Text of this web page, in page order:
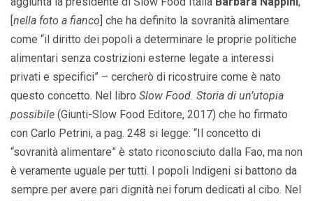
nella foto a fianco ] che ha definito la sovranità alimentare
come “il diritto dei popoli a determinare le proprie politiche
alimentari senza costrizioni esterne legate a interessi
privati e specifici” – cercherò di ricostruire come è nato
questo concetto. Nel libro Slow Food. Storia di un’utopia
possibile (Giunti-Slow Food Editore, 2017) che ho firmato
con Carlo Petrini, a pag. 248 si legge: “Il concetto di
“sovranità alimentare” è stato riconosciuto dalla Fao, ma non
è veramente uguale per tutti. I popoli Indigeni si battono da
sempre per avere pari dignità nei forum dedicati al cibo. Nel